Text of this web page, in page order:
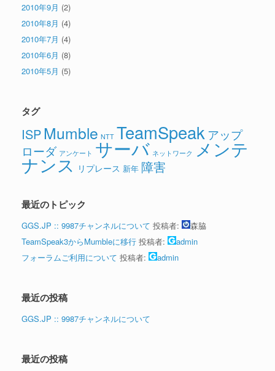
2010年9月 (2)
2010年8月 (4)
2010年7月 (4)
2010年6月 (8)
2010年5月 (5)
タグ
ISPMumble NTT TeamSpeak アップ
ローダ アンケート サーバ ネットワーク メンテ
ナンス リプレース 新年 障害
最近のトピック
GGS.JP :: 9987チャンネルについて 投稿者:
森脇
TeamSpeak3からMumbleに移行 投稿者:
admin
フォーラムご利用について 投稿者: admin
最近の投稿
GGS.JP :: 9987チャンネルについて
最近の投稿